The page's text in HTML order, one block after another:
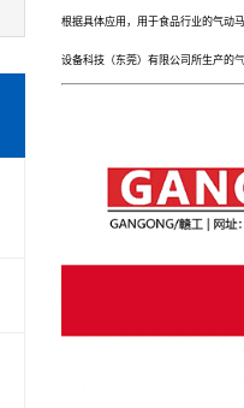
根据具体应用，用于食品行业的气动
设备科技（东莞）有限公司所生产的